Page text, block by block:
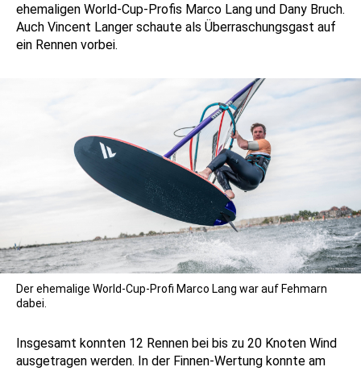
ehemaligen World-Cup-Profis Marco Lang und Dany Bruch.
Auch Vincent Langer schaute als Überraschungsgast auf
ein Rennen vorbei.
Der ehemalige World-Cup-Profi Marco Lang war auf Fehmarn
dabei.
Insgesamt konnten 12 Rennen bei bis zu 20 Knoten Wind
ausgetragen werden. In der Finnen-Wertung konnte am